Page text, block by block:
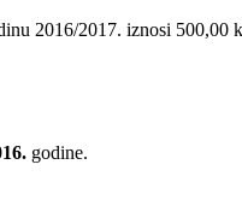
2016/2017. iznosi 500,00
godine.